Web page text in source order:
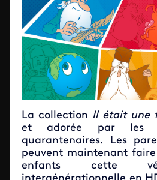
La collection Il était une
et adorée par les
quarantenaires. Les
peuvent maintenant
enfants cette